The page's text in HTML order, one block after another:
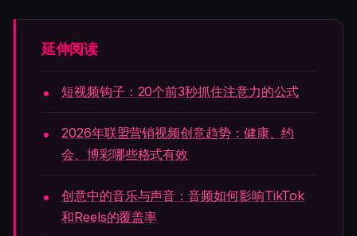
延伸阅读
短视频钩子：20个前3秒抓住注意力的公式
2026年联盟营销视频创意趋势：健康、约
会、博彩哪些格式有效
创意中的音乐与声音：音频如何影响TikTok
和Reels的覆盖率